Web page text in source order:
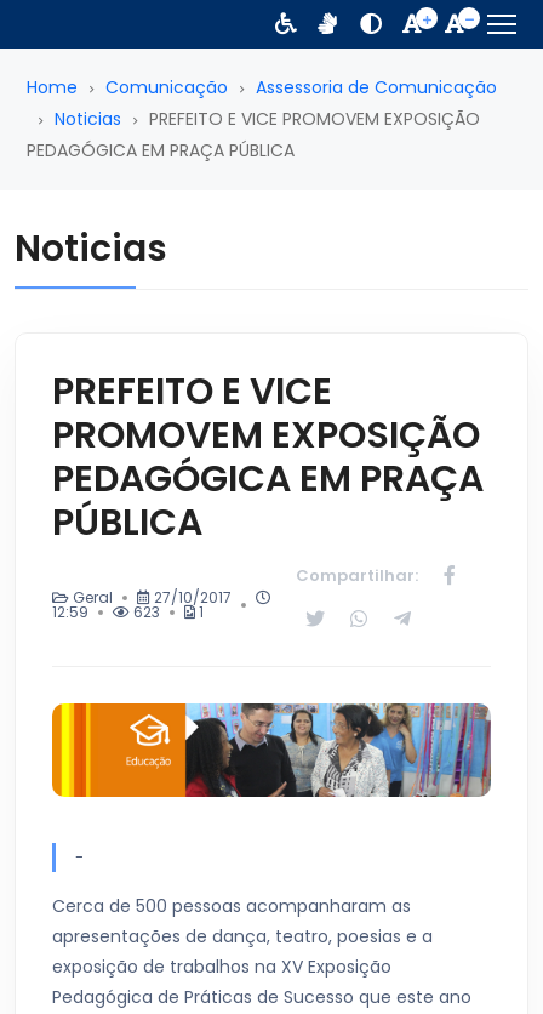
Home Comunicação
Assessoria de Comunicação
Noticias
PREFEITO E VICE PROMOVEM EXPOSIÇÃO
PEDAGÓGICA EM PRAÇA PÚBLICA
Noticias
PREFEITO E VICE
PROMOVEM EXPOSIÇÃO
PEDAGÓGICA EM PRAÇA
PÚBLICA
Geral 27/10/2017
12:59 623 1
Compartilhar:
-
Cerca de 500 pessoas acompanharam as
apresentações de dança, teatro, poesias e a
exposição de trabalhos na XV Exposição
Pedagógica de Práticas de Sucesso que este ano